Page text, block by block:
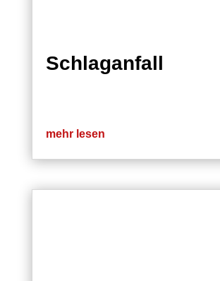
Schlaganfall
mehr lesen